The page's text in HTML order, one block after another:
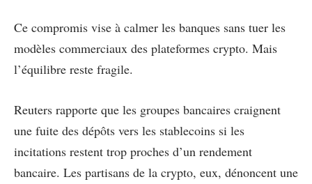
Ce compromis vise à calmer les banques sans tuer les
modèles commerciaux des plateformes crypto. Mais
l’équilibre reste fragile.
Reuters rapporte que les groupes bancaires craignent
une fuite des dépôts vers les stablecoins si les
incitations restent trop proches d’un rendement
bancaire. Les partisans de la crypto, eux, dénoncent une